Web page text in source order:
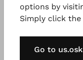
€ 153,00
€ 219,00
options by
Simply click
Go to